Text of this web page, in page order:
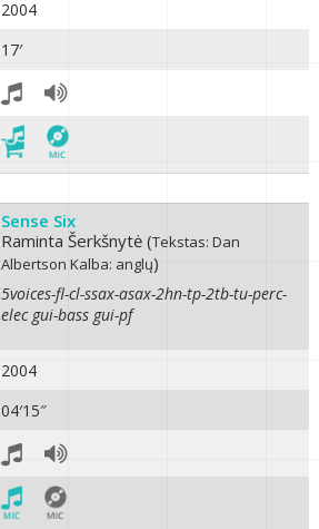
2004
17′
Sense Six
Raminta Šerkšnytė (Tekstas: Dan
AlbertsonKalba: anglų)
5voices-fl-cl-ssax-asax-2hn-tp-2tb-tu-perc-
elec gui-bass gui-pf
2004
04′15″